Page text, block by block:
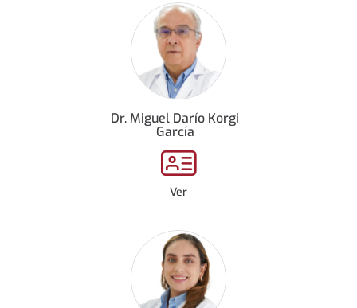
Dr. Miguel Darío Korgi
García
Ver